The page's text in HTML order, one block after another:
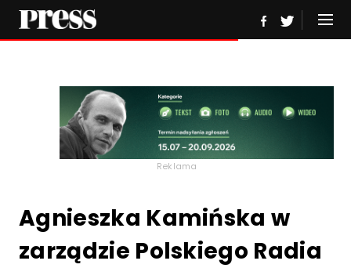
Reklama
Agnieszka Kamińska w
zarządzie Polskiego Radia